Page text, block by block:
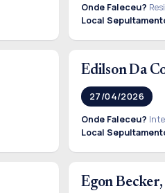
Onde Faleceu?
Local
Edilson Da
27/04/2026
Onde Faleceu?
Local
Egon